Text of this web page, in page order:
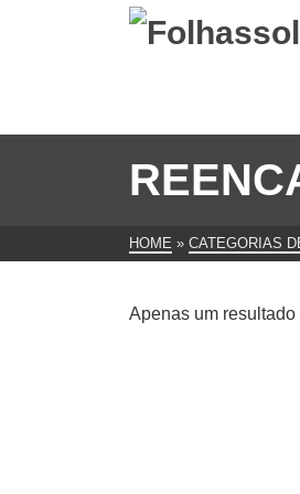
HOME » CATEGORIAS
Apenas um resultado